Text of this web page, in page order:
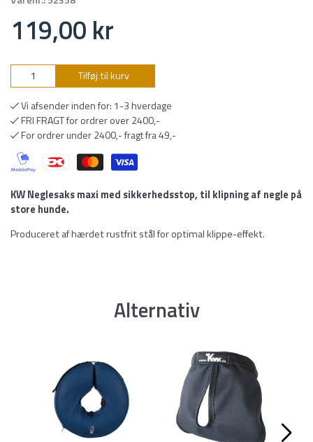
119,00 kr
Tilføj til kurv
Vi afsender inden for: 1-3 hverdage
FRI FRAGT for ordrer over 2400,-
For ordrer under 2400,- fragt fra 49,-
KW Neglesaks maxi med sikkerhedsstop, til klipning af negle på
store hunde.
Produceret af hærdet rustfrit stål for optimal klippe-effekt.
Alternativ